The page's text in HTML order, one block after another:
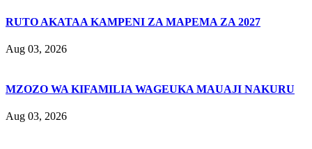
RUTO AKATAA KAMPENI ZA MAPEMA ZA 2027
Aug 03, 2026
MZOZO WA KIFAMILIA WAGEUKA MAUAJI NAKURU
Aug 03, 2026